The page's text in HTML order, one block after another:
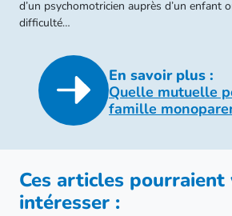
d’un psychomotricien auprès d’un enfant
difficulté…
En savoir plus :
Quelle mutuelle
famille
Ces articles pourraient
intéresser :